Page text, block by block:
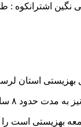
نگین
بهزیستی استان
بهزیستی است